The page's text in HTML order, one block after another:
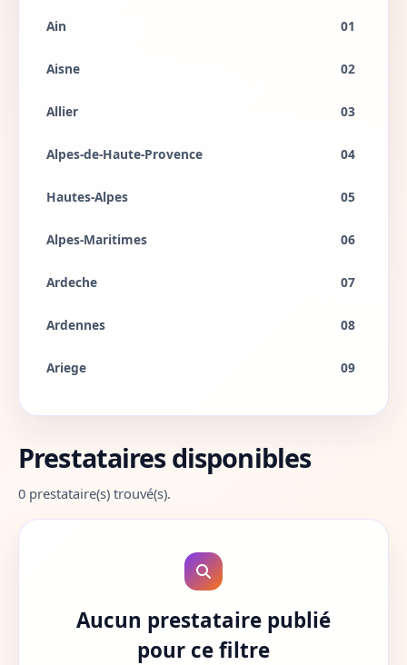
Ain 01
Aisne 02
Allier 03
Alpes-de-Haute-Provence 04
Hautes-Alpes 05
Alpes-Maritimes 06
Ardeche 07
Ardennes 08
Ariege 09
Aude
Aveyron
Cantal
Prestataires disponibles
0 prestataire(s) trouvé(s).
Aucun prestataire publié
pour ce filtre